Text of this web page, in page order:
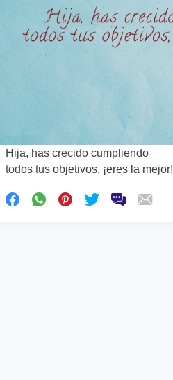
Hija, has crecido cumpliendo
todos tus objetivos, ¡eres la mejor!